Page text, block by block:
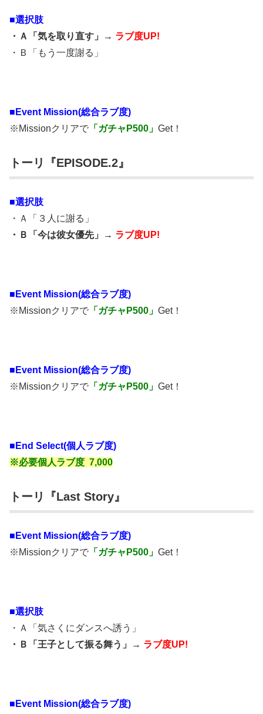
■選択肢
・Ａ「気を取り直す」→ ラブ度UP!
・Ｂ「もう一度謝る」
■ Event Mission(総合ラブ度)
※Missionクリアで 「ガチャP500」 Get！
トーリ『EPISODE.2』
■選択肢
・Ａ「３人に謝る」
・Ｂ「今は彼女優先」→ ラブ度UP!
■ Event Mission(総合ラブ度)
※Missionクリアで 「ガチャP500」 Get！
■ Event Mission(総合ラブ度)
※Missionクリアで 「ガチャP500」 Get！
■End Select(個人ラブ度)
※必要個人ラブ度 7,000
トーリ『Last Story』
■ Event Mission(総合ラブ度)
※Missionクリアで 「ガチャP500」 Get！
■選択肢
・Ａ「気さくにダンスへ誘う」
・Ｂ「王子として振る舞う」→ ラブ度UP!
■ Event Mission(総合ラブ度)